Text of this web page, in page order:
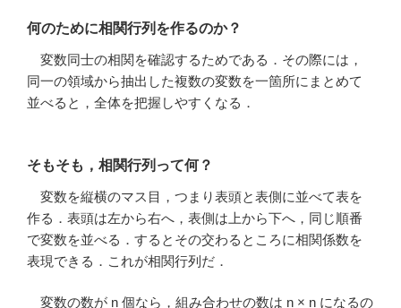
何のために相関行列を作るのか？
変数同士の相関を確認するためである．その際には，
同一の領域から抽出した複数の変数を一箇所にまとめて
並べると，全体を把握しやすくなる．
そもそも，相関行列って何？
変数を縦横のマス目，つまり表頭と表側に並べて表を
作る．表頭は左から右へ，表側は上から下へ，同じ順番
で変数を並べる．するとその交わるところに相関係数を
表現できる．これが相関行列だ．
変数の数が n 個なら，組み合わせの数は n × n になるの